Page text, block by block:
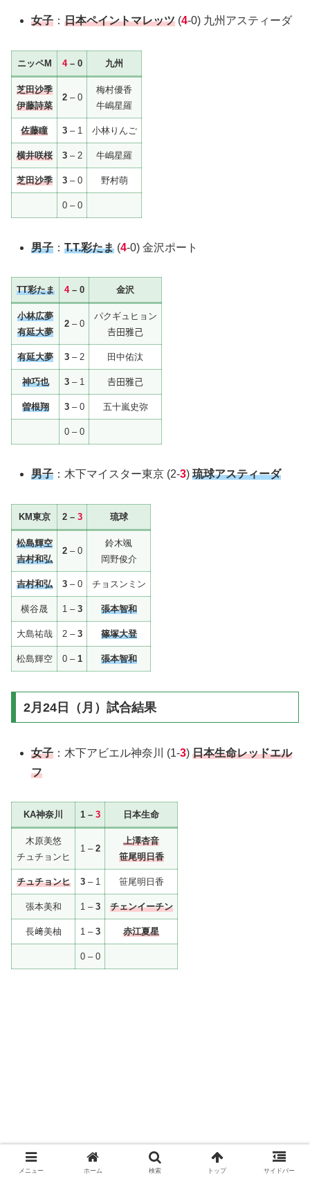
女子 ：日本ペイントマレッツ (4-0) 九州アスティーダ
ニッペM 4– 0 九州
芝田沙季
伊藤詩菜
2– 0
梅村優香
牛嶋星羅
佐藤瞳 3– 1 小林りんご
横井咲桜 3– 2 牛嶋星羅
芝田沙季 3– 0 野村萌
0 – 0
男子 ：T.T.彩たま (4-0) 金沢ポート
TT彩たま 4– 0 金沢
小林広夢
有延大夢
2– 0
パクギュヒョン
𠮷田雅己
有延大夢 3– 2 田中佑汰
神巧也 3– 1 𠮷田雅己
曽根翔 3– 0 五十嵐史弥
0 – 0
男子 ：木下マイスター東京 (2-3)琉球アスティーダ
KM東京 2 – 3 琉球
松島輝空
吉村和弘
2– 0
鈴木颯
岡野俊介
吉村和弘 3– 0 チョスンミン
横谷晟 1 – 3 張本智和
大島祐哉 2 – 3 篠塚大登
松島輝空 0 – 1 張本智和
2月24日（月）試合結果
女子 ：木下アビエル神奈川 (1-3)日本生命レッドエル
フ
KA神奈川 1 – 3 日本生命
木原美悠
チュチョンヒ
1 – 2
上澤杏音
笹尾明日香
チュチョンヒ 3– 1 笹尾明日香
張本美和 1 – 3 チェンイーチン
長﨑美柚 1 – 3 赤江夏星
0 – 0
メニュー ホーム 検索 トップ サイドバー